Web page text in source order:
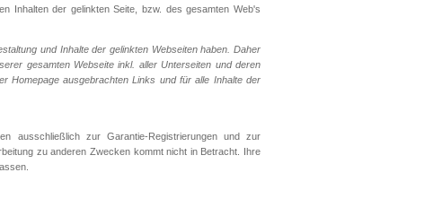
Inhalten der gelinkten Seite, bzw. des gesamten Web's
und Inhalte der gelinkten Webseiten haben. Daher
gesamten Webseite inkl. aller Unterseiten und deren
Homepage ausgebrachten Links und für alle Inhalte der
ausschließlich zur Garantie-Registrierungen und zur
zu anderen Zwecken kommt nicht in Betracht. Ihre